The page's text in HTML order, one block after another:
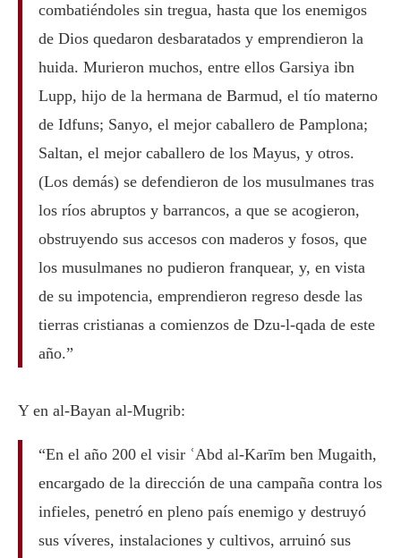
combatiéndoles sin tregua, hasta que los enemigos
de Dios quedaron desbaratados y emprendieron la
huida. Murieron muchos, entre ellos Garsiya ibn
Lupp, hijo de la hermana de Barmud, el tío materno
de Idfuns; Sanyo, el mejor caballero de Pamplona;
Saltan, el mejor caballero de los Mayus, y otros.
(Los demás) se defendieron de los musulmanes tras
los ríos abruptos y barrancos, a que se acogieron,
obstruyendo sus accesos con maderos y fosos, que
los musulmanes no pudieron franquear, y, en vista
de su impotencia, emprendieron regreso desde las
tierras cristianas a comienzos de Dzu-l-qada de este
año.”
Y en al-Bayan al-Mugrib:
“En el año 200 el visir ʿAbd al-Karīm ben Mugaith,
encargado de la dirección de una campaña contra los
infieles, penetró en pleno país enemigo y destruyó
sus víveres, instalaciones y cultivos, arruinó sus